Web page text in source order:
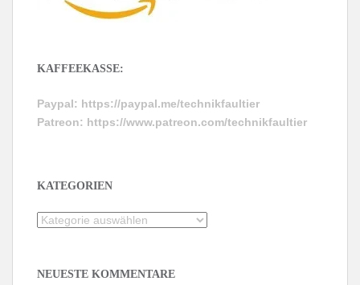
KAFFEEKASSE:
Paypal: https://paypal.me/technikfaultier
Patreon: https://www.patreon.com/technikfaultier
KATEGORIEN
Kategorien
NEUESTE KOMMENTARE